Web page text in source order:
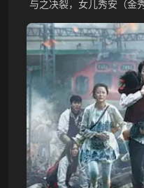
与之决裂，女儿秀安（金